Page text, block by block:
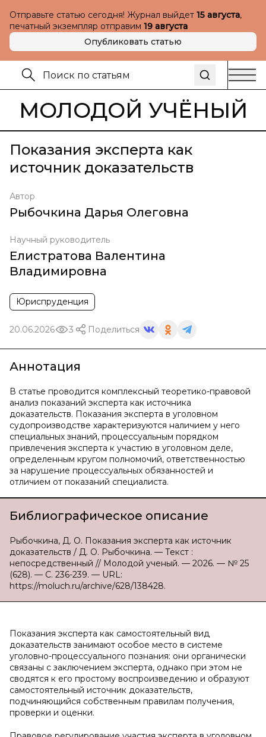
Отправьте статью сегодня! Журнал выйдет 15 августа,
печатный экземпляр отправим 19 августа
Опубликовать статью
МОЛОДОЙ УЧЁНЫЙ
Показания эксперта как
источник доказательств
Автор
Рыбочкина Дарья Олеговна
Научный руководитель
Елистратова Валентина
Владимировна
Юриспруденция
20.06.2026 3 Поделиться
Аннотация
В статье проводится комплексный теоретико-правовой
анализ показаний эксперта как источника
доказательств. Показания эксперта в уголовном
судопроизводстве характеризуются наличием у него
специальных знаний, процессуальным порядком
привлечения эксперта к участию в уголовном деле,
определенным кругом полномочий, ответственностью
за нарушение процессуальных обязанностей и
отличием от показаний специалиста.
Библиографическое описание
Рыбочкина, Д. О. Показания эксперта как источник
доказательств / Д. О. Рыбочкина. — Текст :
непосредственный // Молодой ученый. — 2026. — № 25
(628). — С. 236-239. — URL:
https://moluch.ru/archive/628/138428.
Показания эксперта как самостоятельный вид
доказательств занимают особое место в системе
уголовно-процессуального познания: они органически
связаны с заключением эксперта, однако при этом не
сводятся к его простому воспроизведению и образуют
самостоятельный источник доказательств,
подчиняющийся собственным правилам получения,
проверки и оценки.